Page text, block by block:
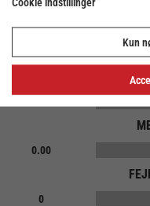
0.00
0.00
0
Kun